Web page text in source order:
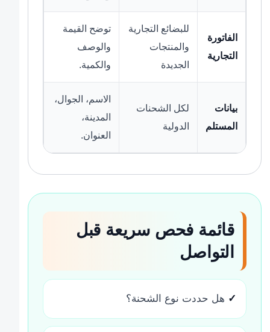
الفاتورة
التجارية
للبضائع التجارية
والمنتجات
الجديدة
توضح القيمة
والوصف
والكمية.
بيانات
المستلم
لكل الشحنات
الدولية
الاسم، الجوال،
المدينة،
العنوان.
قائمة فحص سريعة قبل
التواصل
✓ هل حددت نوع الشحنة؟